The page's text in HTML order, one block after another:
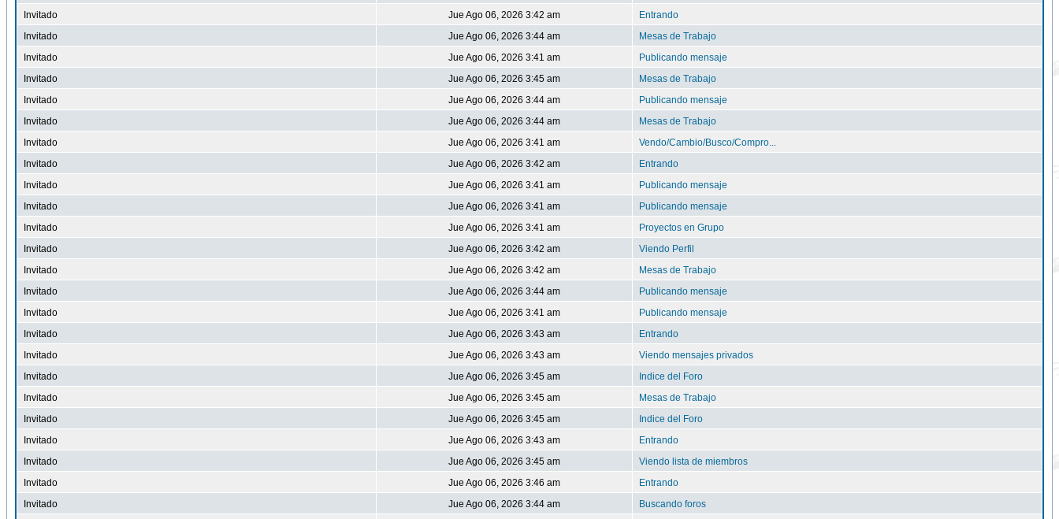
Invitado
Jue Ago 06, 2026 3:42 am
Entrando
Invitado
Jue Ago 06, 2026 3:44 am
Mesas de Trabajo
Invitado
Jue Ago 06, 2026 3:41 am
Publicando mensaje
Invitado
Jue Ago 06, 2026 3:45 am
Mesas de Trabajo
Invitado
Jue Ago 06, 2026 3:44 am
Publicando mensaje
Invitado
Jue Ago 06, 2026 3:44 am
Mesas de Trabajo
Invitado
Jue Ago 06, 2026 3:41 am
Vendo/Cambio/Busco/Compro...
Invitado
Jue Ago 06, 2026 3:42 am
Entrando
Invitado
Jue Ago 06, 2026 3:41 am
Publicando mensaje
Invitado
Jue Ago 06, 2026 3:41 am
Publicando mensaje
Invitado
Jue Ago 06, 2026 3:41 am
Proyectos en Grupo
Invitado
Jue Ago 06, 2026 3:42 am
Viendo Perfil
Invitado
Jue Ago 06, 2026 3:42 am
Mesas de Trabajo
Invitado
Jue Ago 06, 2026 3:44 am
Publicando mensaje
Invitado
Jue Ago 06, 2026 3:41 am
Publicando mensaje
Invitado
Jue Ago 06, 2026 3:43 am
Entrando
Invitado
Jue Ago 06, 2026 3:43 am
Viendo mensajes privados
Invitado
Jue Ago 06, 2026 3:45 am
Indice del Foro
Invitado
Jue Ago 06, 2026 3:45 am
Mesas de Trabajo
Invitado
Jue Ago 06, 2026 3:45 am
Indice del Foro
Invitado
Jue Ago 06, 2026 3:43 am
Entrando
Invitado
Jue Ago 06, 2026 3:45 am
Viendo lista de miembros
Invitado
Jue Ago 06, 2026 3:46 am
Entrando
Invitado
Jue Ago 06, 2026 3:44 am
Buscando foros